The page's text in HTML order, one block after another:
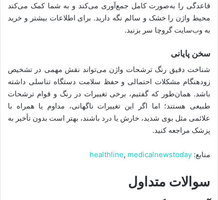
قاعدگی را به‌صورت کامل جمع‌آوری می‌کند و به شما کمک می‌کند
محیط واژن را خشک و سالم نگه دارید. برای اطلاعات بیشتر و خرید
به وب‌سایت گروچا سر بزنید.
سخن پایانی
شناخت دقیق رنگ ترشحات واژن می‌تواند نقش مهمی در تشخیص
زودهنگام مشکلات احتمالی و حفظ سلامت دستگاه تناسلی داشته
باشد. همان‌طور که گفتیم، برخی تغییرات در رنگ و قوام ترشحات
طبیعی هستند؛ اما اگر این تغییرات ناگهانی، مداوم یا همراه با
علائمی مثل بوی شدید، خارش یا درد باشند، بهتر است بدون تأخیر به
پزشک مراجعه کنید.
منابع: healthline, medicalnewstoday
سوالات متداول